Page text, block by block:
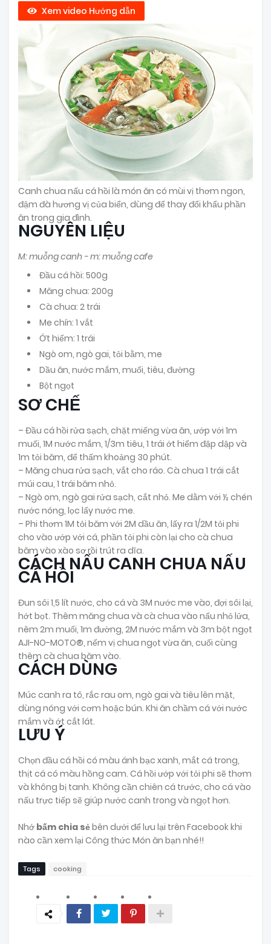
Xem video Hướng dẫn
Canh chua nấu cá hồi là món ăn có mùi vị thơm ngon,
đậm đà hương vị của biển, dùng để thay đổi khẩu phần
ăn trong gia đình.
NGUYÊN LIỆU
M: muỗng canh - m: muỗng cafe
Đầu cá hồi: 500g
Măng chua: 200g
Cà chua: 2 trái
Me chín: 1 vắt
Ớt hiểm: 1 trái
Ngò om, ngò gai, tỏi bằm, me
Dầu ăn, nước mắm, muối, tiêu, đường
Bột ngọt
SƠ CHẾ
– Đầu cá hồi rửa sạch, chặt miếng vừa ăn, ướp với 1m
muối, 1M nước mắm, 1/3m tiêu, 1 trái ớt hiểm đập dập và
1m tỏi băm, để thấm khoảng 30 phút.
– Măng chua rửa sạch, vắt cho ráo. Cà chua 1 trái cắt
múi cau, 1 trái băm nhỏ.
– Ngò om, ngò gai rửa sạch, cắt nhỏ. Me dằm với ½ chén
nước nóng, lọc lấy nước me.
– Phi thơm 1M tỏi băm với 2M dầu ăn, lấy ra 1/2M tỏi phi
cho vào ướp với cá, phần tỏi phi còn lại cho cà chua
băm vào xào sơ rồi trút ra dĩa.
CÁCH NẤU CANH CHUA NẤU
CÁ HỒI
Đun sôi 1,5 lít nước, cho cá và 3M nước me vào, đợi sôi lại,
hớt bọt. Thêm măng chua và cà chua vào nấu nhỏ lửa,
nêm 2m muối, 1m đường, 2M nước mắm và 3m bột ngọt
AJI-NO-MOTO®, nếm vị chua ngọt vừa ăn, cuối cùng
thêm cà chua băm vào.
CÁCH DÙNG
Múc canh ra tô, rắc rau om, ngò gai và tiêu lên mặt,
dùng nóng với cơm hoặc bún. Khi ăn chầm cá với nước
mắm và ớt cắt lát.
LƯU Ý
Chọn đầu cá hồi có màu ánh bạc xanh, mắt cá trong,
thịt cá có màu hồng cam. Cá hồi ướp với tỏi phi sẽ thơm
và không bị tanh. Không cần chiên cá trước, cho cá vào
nấu trực tiếp sẽ giúp nước canh trong và ngọt hơn.
Nhớ bấm chia sẻbên dưới để lưu lại trên Facebook khi
nào cần xem lại Công thức Món ăn bạn nhé!!
Tags cooking